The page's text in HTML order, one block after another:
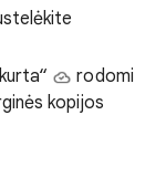
rodomi
kopijos